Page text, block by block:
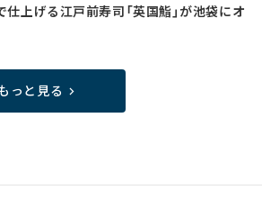
上げる江戸前寿司「英国鮨」が池袋にオ
っと見る